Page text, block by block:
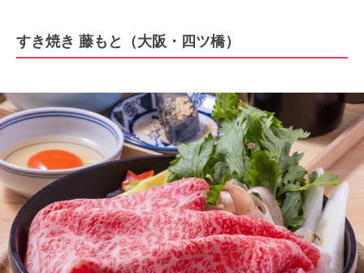
すき焼き 藤もと（大阪・四ツ橋）